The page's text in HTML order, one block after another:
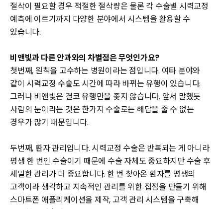
절삭이 필요할 경우 적절한 절삭량은 물론 각 수술별 시력교정
예측에 이르기까지 다양한 분야에서 시스템을 활용할 수
있습니다.
비앤빛과 다른 안과와의 차별점은 무엇인가요?
첫번째, 원칙을 고수하는 병원이라는 점입니다. 여타 분야와
같이 시력교정 수술도 시간에 따라 바뀌는 유행이 있습니다.
그러나 비앤빛은 결코 유행만을 좇지 않습니다. 앞서 말했듯
사람의 눈이라는 것은 한가지 수술로는 해답을 줄 수 없는
경우가 많기 때문입니다.
두번째, 환자 관리입니다. 시력교정 수술은 반복되는 게 아니라
평생 한 번인 수술이기 때문에 수술 자체도 중요하지만 수술 후
세밀한 관리가 더 중요합니다. 한 번 찾아온 환자를 평생의
고객이라 생각하고 지속적인 관리를 위한 접점을 만들기 위해
스마트폰 애플리케이션을 제작, 고객 관리 시스템을 구축해